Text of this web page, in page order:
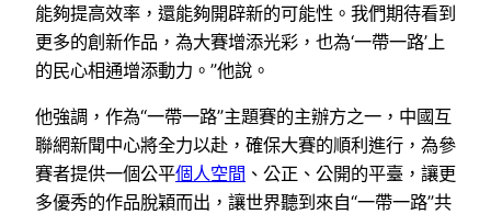
能夠提高效率，還能夠開辟新的可能性。我們期待看到
更多的創新作品，為大賽增添光彩，也為‘一帶一路’上
的民心相通增添動力。”他說。
他強調，作為“一帶一路”主題賽的主辦方之一，中國互
聯網新聞中心將全力以赴，確保大賽的順利進行，為參
賽者提供一個公平個人空間 、公正、公開的平臺，讓更
多優秀的作品脫穎而出，讓世界聽到來自“一帶一路”共